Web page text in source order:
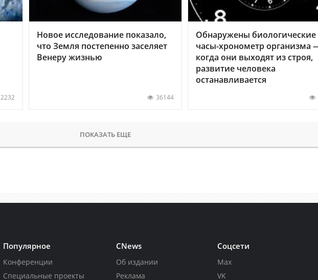
2232
Новое исследование показало,
что Земля постепенно заселяет
Венеру жизнью
36144
Обнаружены биологические
часы-хронометр организма
когда они выходят из строя,
развитие человека
останавливается
ПОКАЗАТЬ ЕЩЕ
Популярное
Конференции
Специальные проекты
CNews
Об издании
Реклама
Соцсети
Max
VK